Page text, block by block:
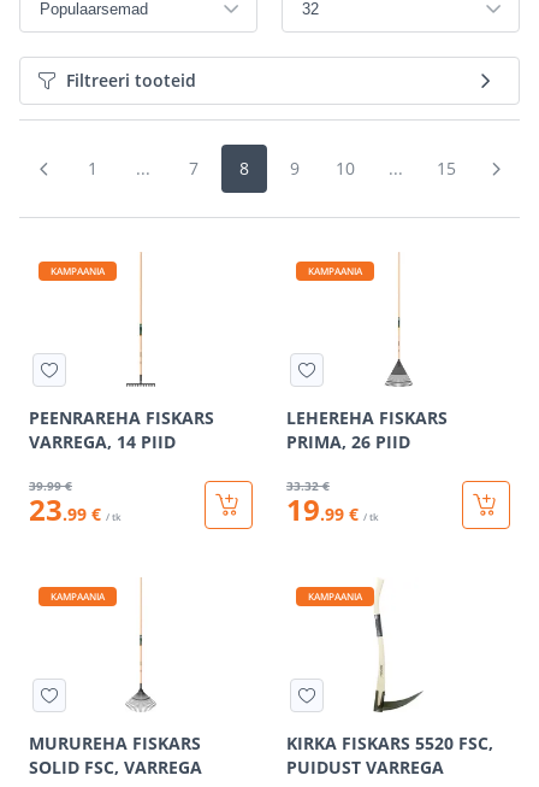
Filtreeri tooteid
1 ... 7 8 9 10 ... 15
KAMPAANIA
PEENRAREHA FISKARS
VARREGA, 14 PIID
39.99 €
23.99 € / tk
KAMPAANIA
LEHEREHA FISKARS
PRIMA, 26 PIID
33.32 €
19.99 € / tk
KAMPAANIA
MURUREHA FISKARS
SOLID FSC, VARREGA
KAMPAANIA
KIRKA FISKARS 5520 FSC,
PUIDUST VARREGA